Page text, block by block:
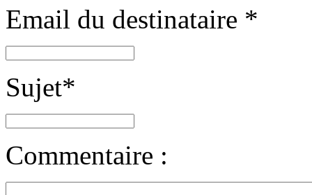
Email du destinataire *
Sujet*
Commentaire :